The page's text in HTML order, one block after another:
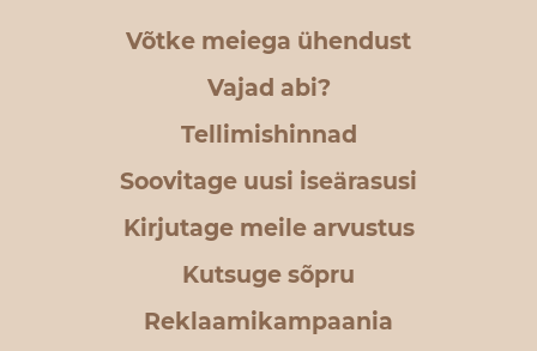
Võtke meiega ühendust
Vajad abi?
Tellimishinnad
Soovitage uusi iseärasusi
Kirjutage meile arvustus
Kutsuge sõpru
Reklaamikampaania